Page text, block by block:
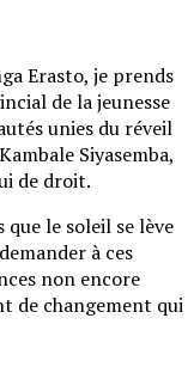
Erasto, je prends
de la jeunesse
unies du réveil
Siyasemba,
de droit.
que le soleil se lève
à ces
non encore
de changement qui